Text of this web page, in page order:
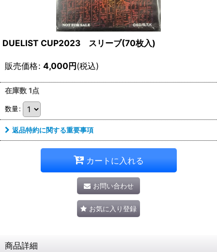
DUELIST CUP2023 スリーブ(70枚入)
販売価格: 4,000円(税込)
在庫数 1点
数量:
返品特約に関する重要事項
カートに入れる
お問い合わせ
お気に入り登録
商品詳細